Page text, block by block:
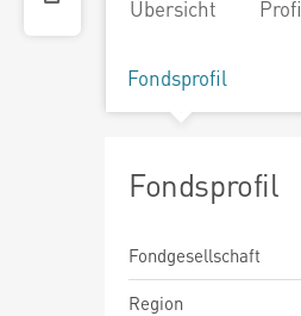
Übersicht
Fondsprofil
Fondsprofil
Fondgesellschaft
Region